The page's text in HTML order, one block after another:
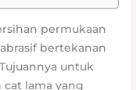
permukaan
bertekanan
untuk
lama yang